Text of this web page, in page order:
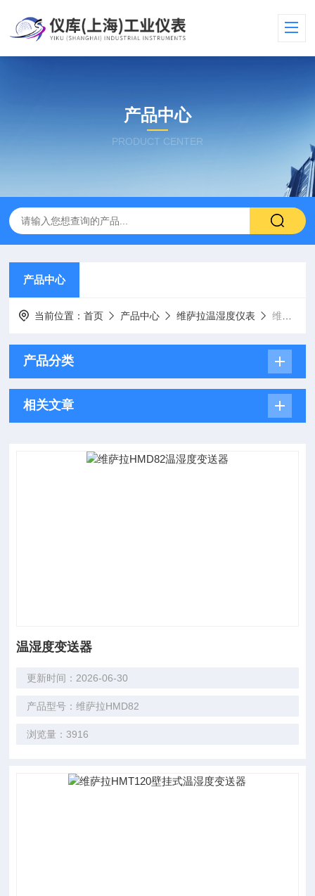
产品中心
PRODUCT CENTER
产品中心
当前位置：首页 产品中心 维萨拉温湿度仪表 维萨拉温湿度变送器
产品分类
相关文章
温湿度变送器
更新时间：2026-06-30
产品型号：维萨拉HMD82
浏览量：3916